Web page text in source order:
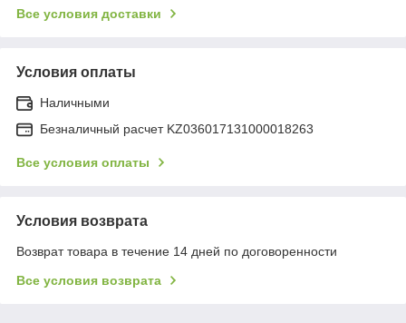
Все условия доставки
Условия оплаты
Наличными
Безналичный расчет KZ036017131000018263
Все условия оплаты
Условия возврата
Возврат товара в течение 14 дней по договоренности
Все условия возврата